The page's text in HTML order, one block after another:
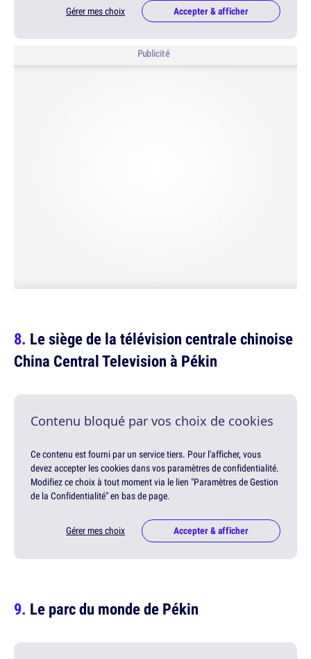
Gérer mes choix Accepter & afficher
Publicité
Le siège de la télévision centrale chinoise
China Central Television à Pékin
Contenu bloqué par vos choix de cookies
Ce contenu est fourni par un service tiers. Pour l'afficher, vous
devez accepter les cookies dans vos paramètres de confidentialité.
Modifiez ce choix à tout moment via le lien "Paramètres de Gestion
de la Confidentialité" en bas de page.
Gérer mes choix Accepter & afficher
Le parc du monde de Pékin